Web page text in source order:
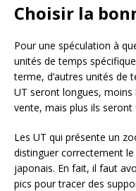
Choisir la
Pour une spéculation à
unités de temps
terme, d’autres unités de
UT seront longues, moins
vente, mais plus ils seront
Les UT qui présente un
distinguer correctement
japonais. En fait, il faut
pics pour tracer des